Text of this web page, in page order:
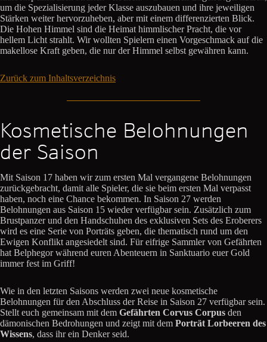
um die Spezialisierung jeder Klasse auszubauen und ihre jeweiligen
Stärken weiter hervorzuheben, aber mit einem differenzierten Blick.
Die Hohen Himmel sind die Heimat himmlischer Pracht, die vor
hellem Licht strahlt. Wir wollten Spielern einen Vorgeschmack auf die
makellose Kraft geben, die nur der Himmel selbst gewähren kann.
Zurück zum Inhaltsverzeichnis
Kosmetische Belohnungen
der Saison
Mit Saison 17 haben wir zum ersten Mal vergangene Belohnungen
zurückgebracht, damit alle Spieler, die sie beim ersten Mal verpasst
haben, noch eine Chance bekommen. In Saison 27 werden
Belohnungen aus Saison 15 wieder verfügbar sein. Zusätzlich zum
Brustpanzer und den Handschuhen des exklusiven Sets des Eroberers
wird es eine Serie von Porträts geben, die thematisch rund um den
Ewigen Konflikt angesiedelt sind. Für eifrige Sammler von Gefährten
hat Belphegor während euren Abenteuern in Sanktuario euer Gold
immer fest im Griff!
Wie in den letzten Saisons werden zwei neue kosmetische
Belohnungen für den Abschluss der Reise in Saison 27 verfügbar sein.
Stellt euch gemeinsam mit dem Gefährten Corvus Corpus den
dämonischen Bedrohungen und zeigt mit dem Porträt Lorbeeren des
Wissens, dass ihr ein Denker seid.